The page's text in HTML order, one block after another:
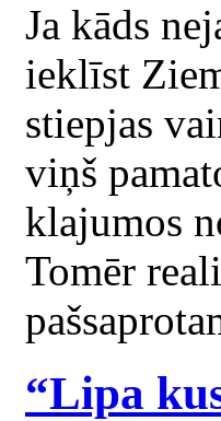
Ja kāds
ieklīst
stiepjas
viņš
klajumos
Tomēr
“Lipa